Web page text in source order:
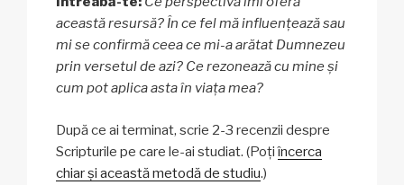
această resursă? În ce fel mă influențează sau
mi se confirmă ceea ce mi-a arătat Dumnezeu
prin versetul de azi? Ce rezonează cu mine și
cum pot aplica asta în viața mea?
După ce ai terminat, scrie 2-3 recenzii despre
Scripturile pe care le-ai studiat. (Poțiîncerca
chiar și această metodă de studiu.)